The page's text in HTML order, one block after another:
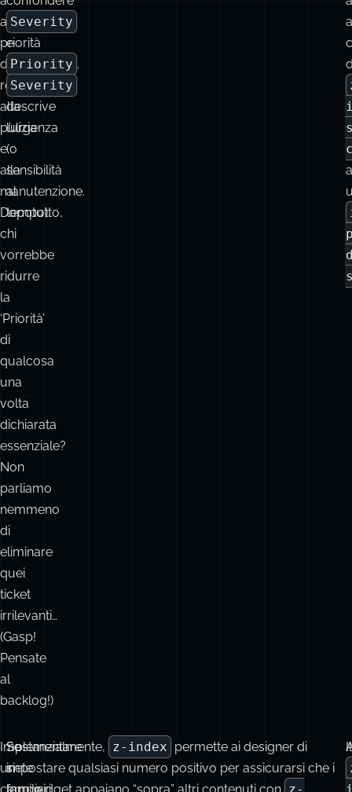
resistenti
alla
pulizia
e
alla
manutenzione.
Dopotutto,
chi
vorrebbe
ridurre
la
‘Priorità’
di
qualcosa
una
volta
dichiarata
essenziale?
Non
parliamo
nemmeno
di
eliminare
quei
ticket
irrilevanti…
(Gasp!
Pensate
al
backlog!)
Severity
descrive
l’urgenza
(o
sensibilità
al
tempo).
a
campo
priorità
non
familiari
lo
sviluppo
loro widget appaiano “sopra” altri contenuti con